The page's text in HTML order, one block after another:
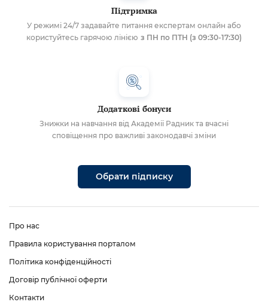
Підтримка
У режимі 24/7 задавайте питання експертам онлайн або
користуйтесь гарячою лінією з ПН по ПТН (з 09:30-17:30)
Додаткові бонуси
Знижки на навчання від Академії Радник та вчасні
сповіщення про важливі законодавчі зміни
Обрати підписку
Про нас
Правила користування порталом
Політика конфіденційності
Договір публічної оферти
Контакти